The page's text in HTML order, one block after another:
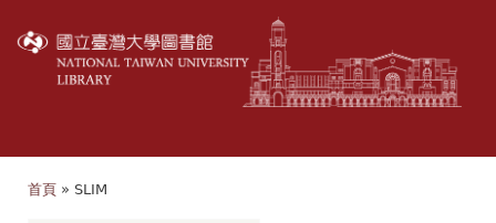
首頁 » SLIM